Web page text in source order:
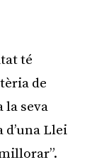
té
de
seva
d’una Llei